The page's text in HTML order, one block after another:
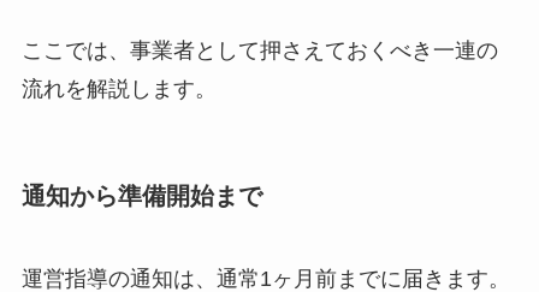
ここでは、事業者として押さえておくべき一連の
流れを解説します。
通知から準備開始まで
運営指導の通知は、通常1ヶ月前までに届きます。